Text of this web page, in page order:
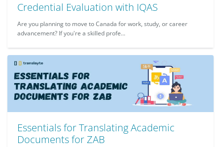
Credential Evaluation with IQAS
Are you planning to move to Canada for work, study, or career
advancement? If you're a skilled profe...
Essentials for Translating Academic
Documents for ZAB